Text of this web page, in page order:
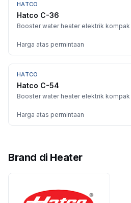
HATCO
Hatco C-36
Booster water heater elektrik kompak
Harga atas permintaan
HATCO
Hatco C-54
Booster water heater elektrik kompak
Harga atas permintaan
Brand di Heater